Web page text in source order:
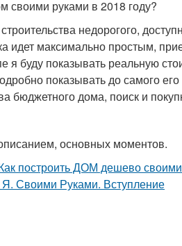
своими руками в 2018 году?
недорогого,
идет максимально простым,
я буду показывать реальную
показывать до самого
бюджетного дома, поиск и
основных моментов.